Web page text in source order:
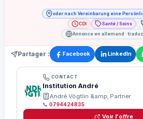
oder nach Vereinbarung eine
CDI
Santé / Soins
Annonce en allemand ·
Partager : Facebook LinkedIn
CONTACT
Institution André
André Vögtlin &amp; Partner
📞 0794424835
Voir l'offre